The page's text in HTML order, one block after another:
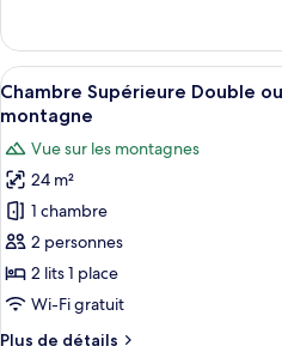
vue
montagne
le
type
de
chambre
Chambre
Double
Standard,
vue
montagne
Afficher
toutes
photos
pour
ce
type
de
chambre :
8
Chambre Supérieure Double
montagne
Vue sur les montagnes
24 m²
1 chambre
2 personnes
2 lits 1 place
Wi-Fi gratuit
Plus de détails
Plus